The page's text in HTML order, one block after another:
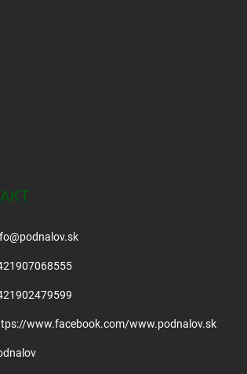
@podnalov.sk
www.facebook.com/www.podnalov.sk